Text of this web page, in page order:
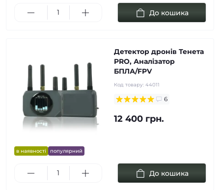
До кошика
в наявності популярний
Детектор дронів Тенета
PRO, Аналізатор
БПЛА/FPV
Код товару: 44011
6
12 400 грн.
До кошика